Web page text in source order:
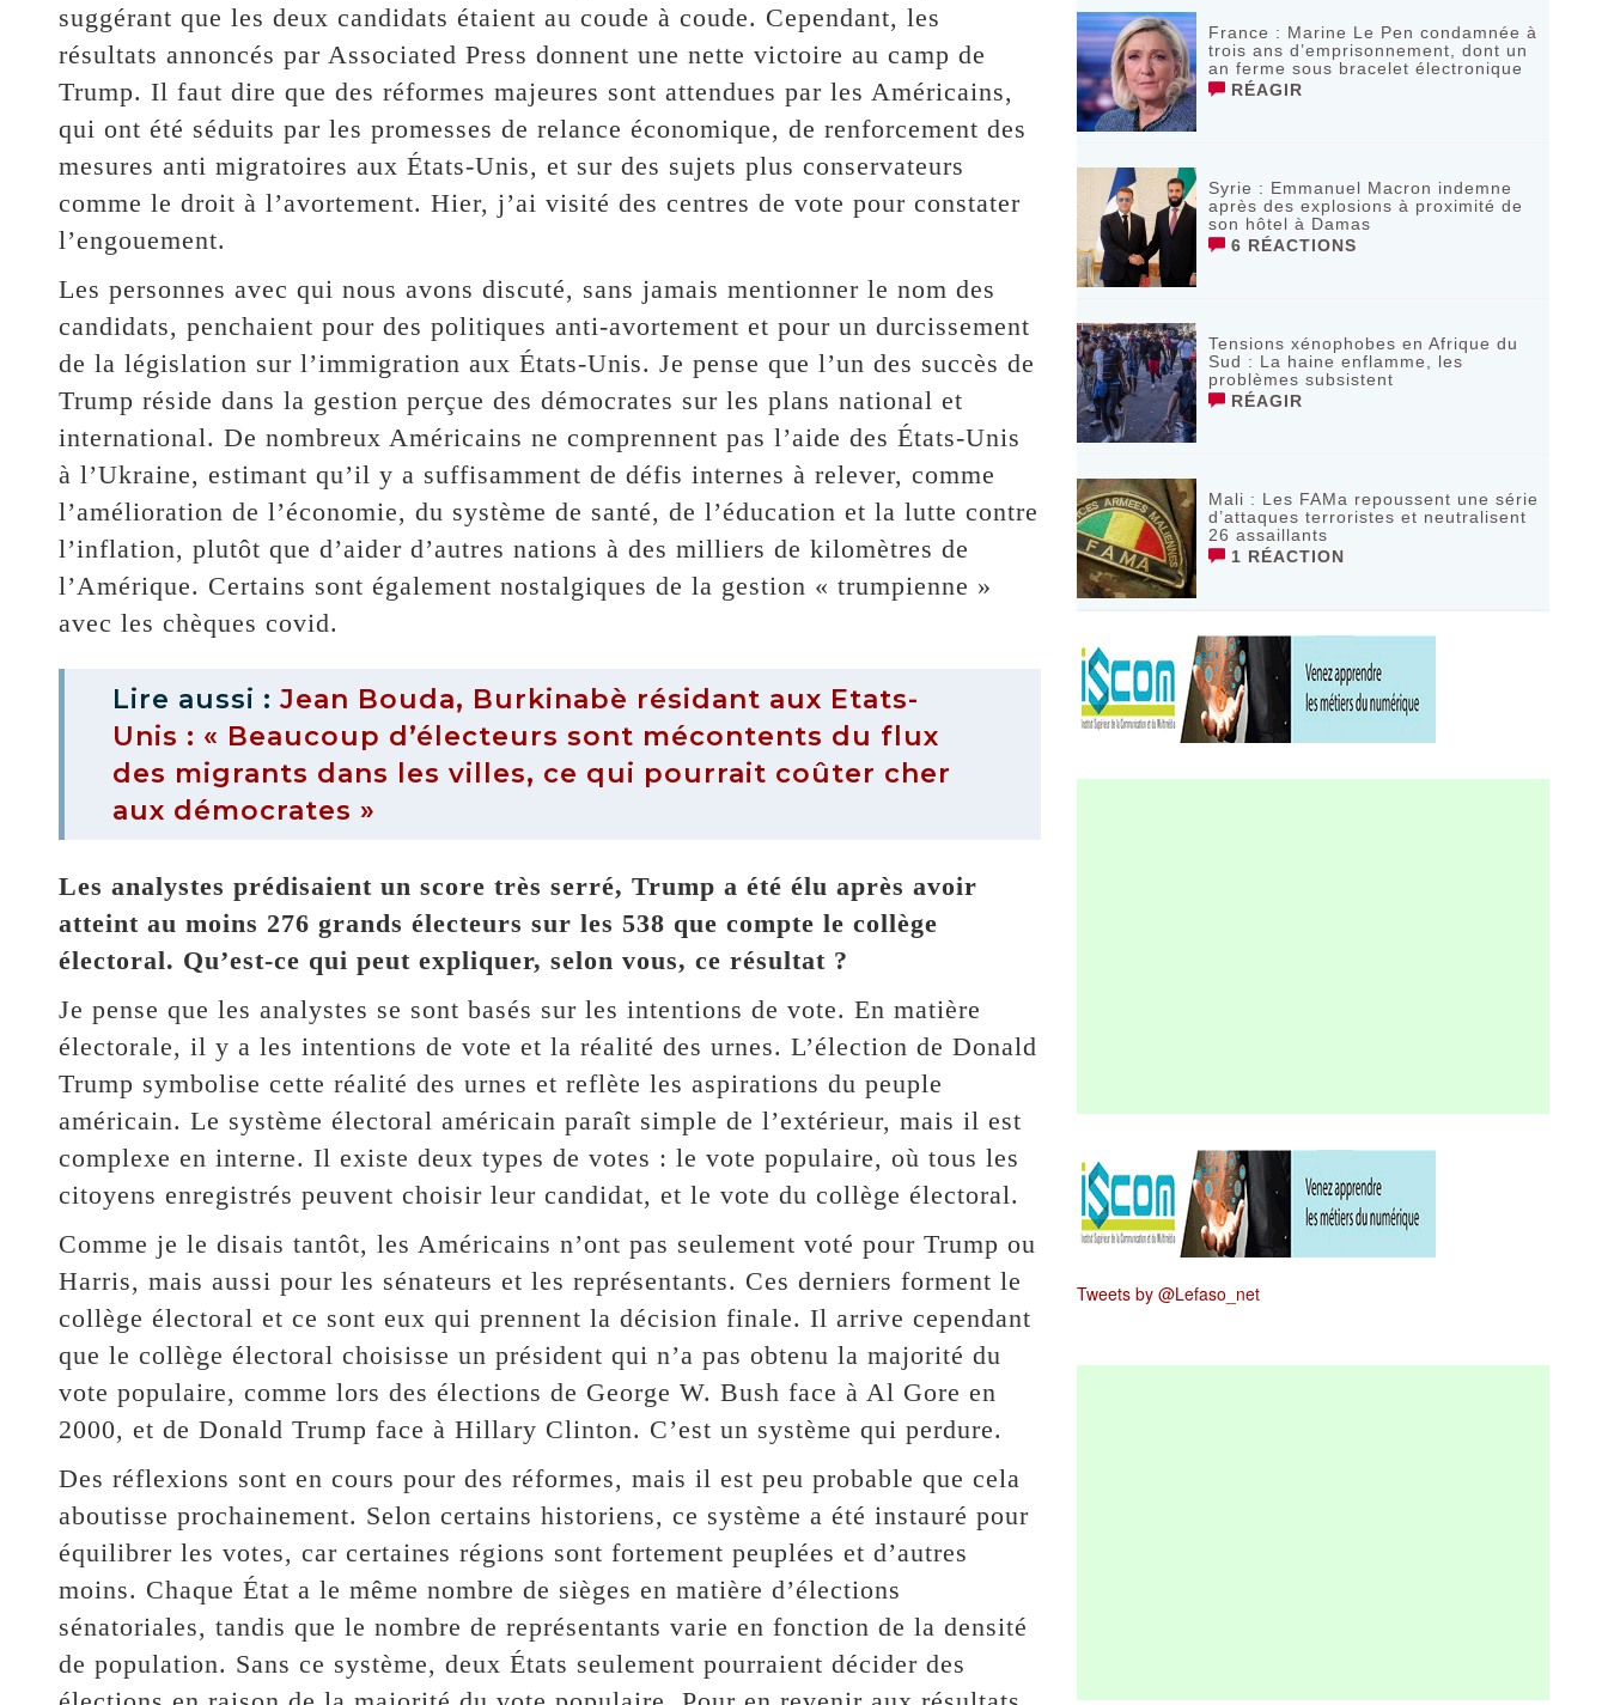
suggérant que les deux candidats étaient au coude à coude. Cependant, les
résultats annoncés par Associated Press donnent une nette victoire au camp de
Trump. Il faut dire que des réformes majeures sont attendues par les Américains,
qui ont été séduits par les promesses de relance économique, de renforcement des
mesures anti migratoires aux États-Unis, et sur des sujets plus conservateurs
comme le droit à l’avortement. Hier, j’ai visité des centres de vote pour constater
l’engouement.
Les personnes avec qui nous avons discuté, sans jamais mentionner le nom des
candidats, penchaient pour des politiques anti-avortement et pour un durcissement
de la législation sur l’immigration aux États-Unis. Je pense que l’un des succès de
Trump réside dans la gestion perçue des démocrates sur les plans national et
international. De nombreux Américains ne comprennent pas l’aide des États-Unis
à l’Ukraine, estimant qu’il y a suffisamment de défis internes à relever, comme
l’amélioration de l’économie, du système de santé, de l’éducation et la lutte contre
l’inflation, plutôt que d’aider d’autres nations à des milliers de kilomètres de
l’Amérique. Certains sont également nostalgiques de la gestion « trumpienne »
avec les chèques covid.
Lire aussi : Jean Bouda, Burkinabè résidant aux Etats-
Unis : « Beaucoup d’électeurs sont mécontents du flux
des migrants dans les villes, ce qui pourrait coûter cher
aux démocrates »
Les analystes prédisaient un score très serré, Trump a été élu après avoir
atteint au moins 276 grands électeurs sur les 538 que compte le collège
électoral. Qu’est-ce qui peut expliquer, selon vous, ce résultat ?
Je pense que les analystes se sont basés sur les intentions de vote. En matière
électorale, il y a les intentions de vote et la réalité des urnes. L’élection de Donald
Trump symbolise cette réalité des urnes et reflète les aspirations du peuple
américain. Le système électoral américain paraît simple de l’extérieur, mais il est
complexe en interne. Il existe deux types de votes : le vote populaire, où tous les
citoyens enregistrés peuvent choisir leur candidat, et le vote du collège électoral.
Comme je le disais tantôt, les Américains n’ont pas seulement voté pour Trump ou
Harris, mais aussi pour les sénateurs et les représentants. Ces derniers forment le
collège électoral et ce sont eux qui prennent la décision finale. Il arrive cependant
que le collège électoral choisisse un président qui n’a pas obtenu la majorité du
vote populaire, comme lors des élections de George W. Bush face à Al Gore en
2000, et de Donald Trump face à Hillary Clinton. C’est un système qui perdure.
Des réflexions sont en cours pour des réformes, mais il est peu probable que cela
aboutisse prochainement. Selon certains historiens, ce système a été instauré pour
équilibrer les votes, car certaines régions sont fortement peuplées et d’autres
moins. Chaque État a le même nombre de sièges en matière d’élections
sénatoriales, tandis que le nombre de représentants varie en fonction de la densité
de population. Sans ce système, deux États seulement pourraient décider des
France : Marine Le Pen condamnée à
trois ans d’emprisonnement, dont un
an ferme sous bracelet électronique
RÉAGIR
Syrie : Emmanuel Macron indemne
après des explosions à proximité de
son hôtel à Damas
6 RÉACTIONS
Tensions xénophobes en Afrique du
Sud : La haine enflamme, les
problèmes subsistent
RÉAGIR
Mali : Les FAMa repoussent une série
d’attaques terroristes et neutralisent
26 assaillants
1 RÉACTION
Tweets by @Lefaso_net